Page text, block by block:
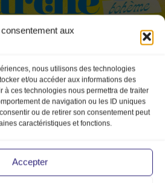
aux
nous utilisons des technologies
et/ou accéder aux informations des
à ces technologies nous permettra de traiter
de navigation ou les ID uniques
ou de retirer son consentement peut
caractéristiques et fonctions.
Accepter